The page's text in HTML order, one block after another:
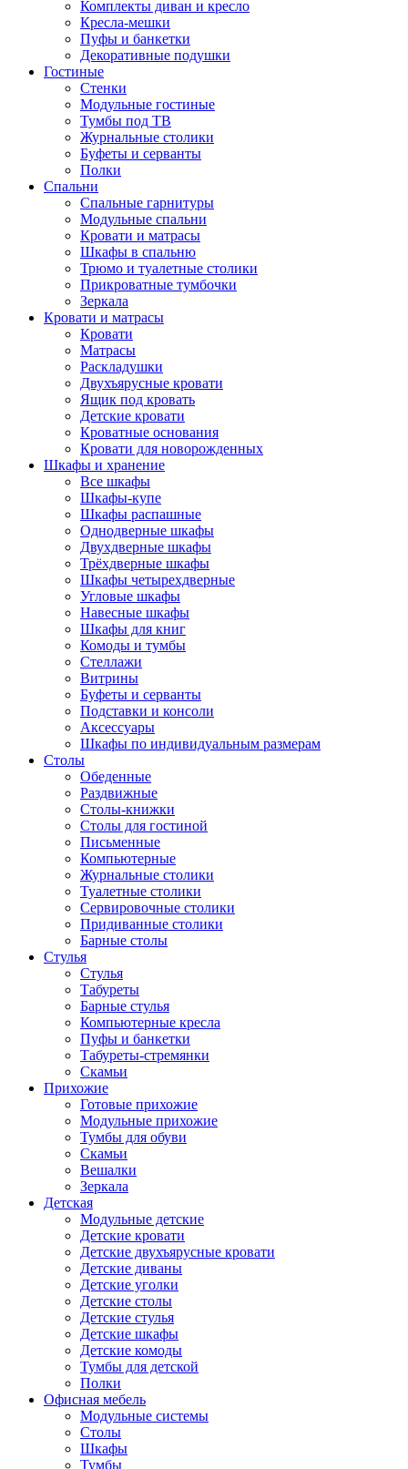
Комплекты диван и кресло
Кресла-мешки
Пуфы и банкетки
Декоративные подушки
Гостиные
Стенки
Модульные гостиные
Тумбы под ТВ
Журнальные столики
Буфеты и серванты
Полки
Спальни
Спальные гарнитуры
Модульные спальни
Кровати и матрасы
Шкафы в спальню
Трюмо и туалетные столики
Прикроватные тумбочки
Зеркала
Кровати и матрасы
Кровати
Матрасы
Раскладушки
Двухъярусные кровати
Ящик под кровать
Детские кровати
Кроватные основания
Кровати для новорожденных
Шкафы и хранение
Все шкафы
Шкафы-купе
Шкафы распашные
Однодверные шкафы
Двухдверные шкафы
Трёхдверные шкафы
Шкафы четырехдверные
Угловые шкафы
Навесные шкафы
Шкафы для книг
Комоды и тумбы
Стеллажи
Витрины
Буфеты и серванты
Подставки и консоли
Аксессуары
Шкафы по индивидуальным размерам
Столы
Обеденные
Раздвижные
Столы-книжки
Столы для гостиной
Письменные
Компьютерные
Журнальные столики
Туалетные столики
Сервировочные столики
Придиванные столики
Барные столы
Стулья
Стулья
Табуреты
Барные стулья
Компьютерные кресла
Пуфы и банкетки
Табуреты-стремянки
Скамьи
Прихожие
Готовые прихожие
Модульные прихожие
Тумбы для обуви
Скамьи
Вешалки
Зеркала
Детская
Модульные детские
Детские кровати
Детские двухъярусные кровати
Детские диваны
Детские уголки
Детские столы
Детские стулья
Детские шкафы
Детские комоды
Тумбы для детской
Полки
Офисная мебель
Модульные системы
Столы
Шкафы
Тумбы